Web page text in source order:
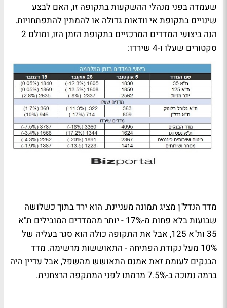
שעמדה בפני מנהלי ההשקעות בתקופה זו, האם לבצע
שינויים בתקופת אי וודאות גדולה או להמתין להתפתחויות.
הנה ביצועי המדדים המרכזיים בתקופת הזמן הזו, ומולם 2
סקטורים שעלו ו-4 שירדו:
מדד הנדל"ן מציג תמונה מעניינת. הוא ירד בתוך כשלושה
שבועות בלא פחות מ-17% - יותר מהמדדים המובילים ת"א
35 ות"א 125, אבל את התקופה כולה הוא סגר בעליה של
10% מעל נקודת הפתיחה - התאוששות מרשימה. מדד
הבנקים לעומת זאת אמנם התאושש מהשפל, אבל עדיין היה
ברמה נמוכה ב-7.5% מרמתו לפני המתקפה הרצחנית.